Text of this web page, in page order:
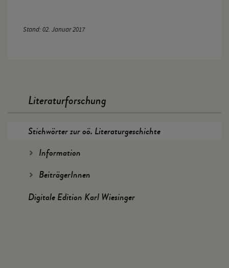
Stand: 02. Januar 2017
Literaturforschung
Stichwörter zur oö. Literaturgeschichte
Information
BeiträgerInnen
Digitale Edition Karl Wiesinger